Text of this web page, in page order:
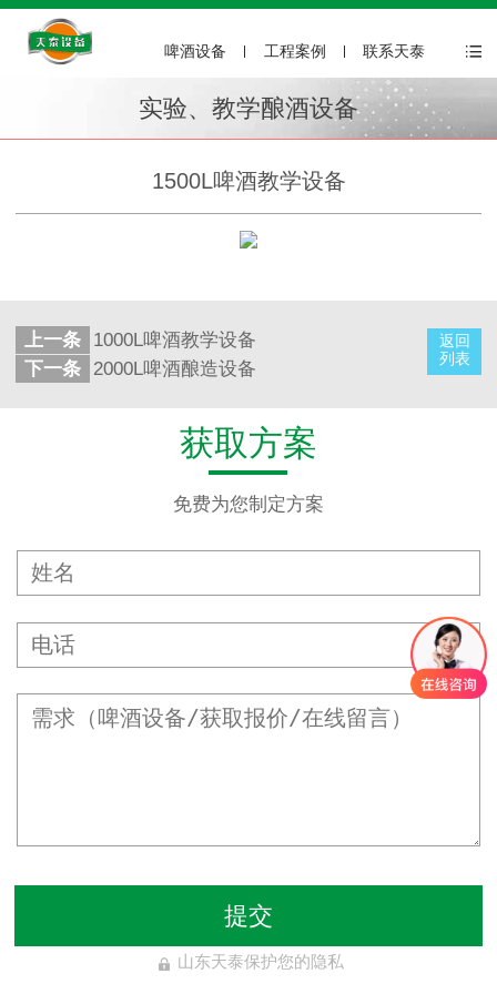
啤酒设备 工程案例 联系天泰
实验、教学酿酒设备
1500L啤酒教学设备
返回
列表
上一条
1000L啤酒教学设备
下一条
2000L啤酒酿造设备
获取方案
免费为您制定方案
提交
山东天泰保护您的隐私